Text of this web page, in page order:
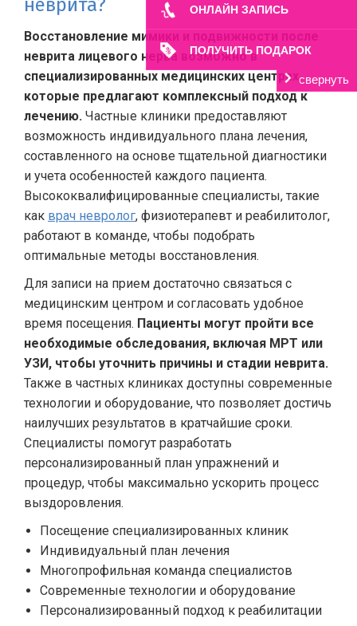
ОНЛАЙН ЗАПИСЬ
ПОЛУЧИТЬ ПОДАРОК
свернуть
неврита?
Восстановление мимики и подвижности после
неврита лицевого нерва возможно в
специализированных медицинских центрах,
которые предлагают комплексный подход к
лечению. Частные клиники предоставляют
возможность индивидуального плана лечения,
составленного на основе тщательной диагностики
и учета особенностей каждого пациента.
Высококвалифицированные специалисты, такие
как врач невролог, физиотерапевт и реабилитолог,
работают в команде, чтобы подобрать
оптимальные методы восстановления.
Для записи на прием достаточно связаться с
медицинским центром и согласовать удобное
время посещения. Пациенты могут пройти все
необходимые обследования, включая МРТ или
УЗИ, чтобы уточнить причины и стадии неврита.
Также в частных клиниках доступны современные
технологии и оборудование, что позволяет достичь
наилучших результатов в кратчайшие сроки.
Специалисты помогут разработать
персонализированный план упражнений и
процедур, чтобы максимально ускорить процесс
выздоровления.
Посещение специализированных клиник
Индивидуальный план лечения
Многопрофильная команда специалистов
Современные технологии и оборудование
Персонализированный подход к реабилитации